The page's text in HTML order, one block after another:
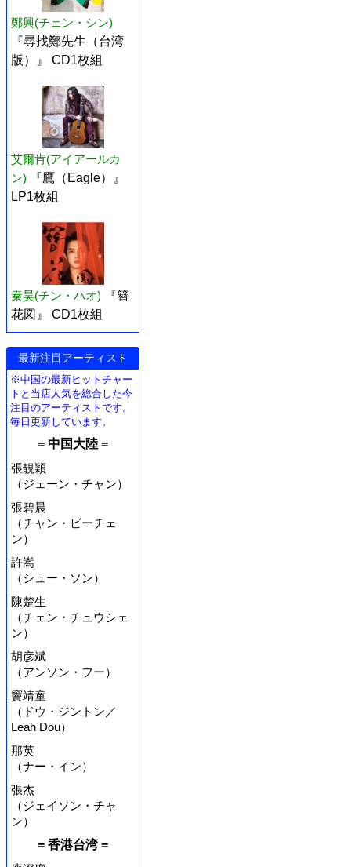
鄭興(チェン・シン)
『尋找鄭先生（台湾
版）』 CD1枚組
艾爾肯(アイアールカ
ン)
『鷹（Eagle）』
LP1枚組
秦昊(チン・ハオ)
『簪
花図』 CD1枚組
最新注目アーティスト
※中国の最新ヒットチャー
トと当店人気を総合した今
注目のアーティストです。
毎日更新しています。
= 中国大陸 =
張靚穎
（ジェーン・チャン）
張碧晨
（チャン・ビーチェ
ン）
許嵩
（シュー・ソン）
陳楚生
（チェン・チュウシェ
ン）
胡彦斌
（アンソン・フー）
竇靖童
（ドウ・ジントン／
Leah Dou）
那英
（ナー・イン）
張杰
（ジェイソン・チャ
ン）
= 香港台湾 =